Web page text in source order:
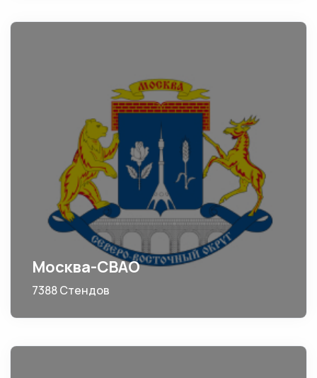
Москва-СВАО
7388 Стендов